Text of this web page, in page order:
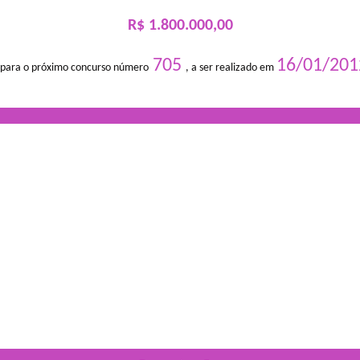
R$ 1.800.000,00
o próximo concurso número 705 , a ser realizado em 16/01/